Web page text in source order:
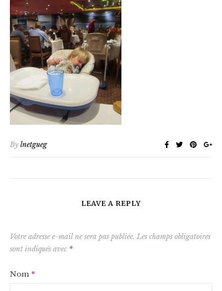
By lnetgueg
LEAVE A REPLY
Votre adresse e-mail ne sera pas publiée. Les champs obligatoires
sont indiqués avec *
Nom *